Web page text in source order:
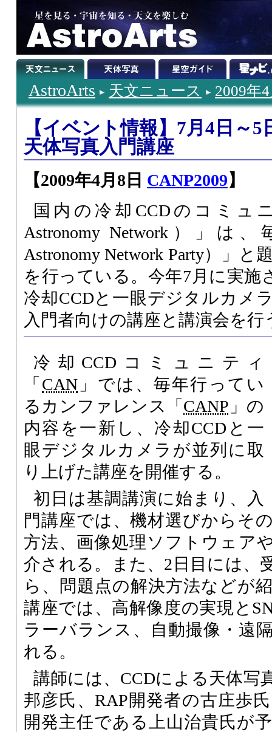
AstroArts 天文ニュース 2009年
【イベント情報】7月4日～
天体写真入門講座
【2009年4月8日 CANP2009】
国内の冷却CCDのコミュ
Astronomy Network）」は
Astronomy Network Party）」
を行っている。今年7月に実施
冷却CCDと一眼デジタルカメ
入門者向けの講座と講演会を行
冷却CCDコミュニティ
「 CAN 」では、毎年行ってい
るカンファレンス「 CANP 」の
内容を一新し、冷却CCDと一
眼デジタルカメラが並列に取
り上げた講座を開催する。
初日は基調講演に始まり、入
門講座では、機材選びからそ
方法、画像処理ソフトウェア
介される。また、2日目には、
ら、問題点の解決方法などが
講座では、高解像度の実現と
ラーバランス、自動撮像・遠
れる。
講師には、CCDによる天体写
邦彦氏、RAP開発者の古庄歩
開発主任である上山治貴氏が